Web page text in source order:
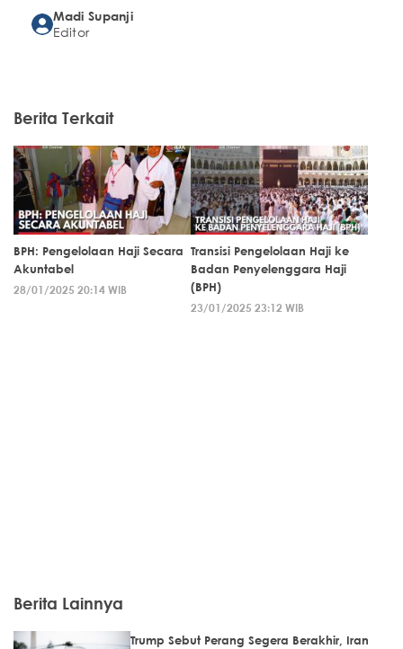
Madi Supanji
Editor
Berita Terkait
BPH: Pengelolaan Haji Secara
Akuntabel
28/01/2025 20:14 WIB
Transisi Pengelolaan Haji ke
Badan Penyelenggara Haji
(BPH)
23/01/2025 23:12 WIB
Berita Lainnya
Trump Sebut Perang Segera Berakhir, Iran